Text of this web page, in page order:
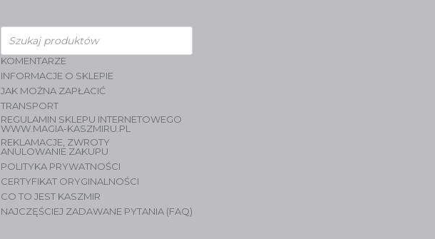
Wyszukiwarka
produktów
KOMENTARZE
INFORMACJE O SKLEPIE
JAK MOŻNA ZAPŁACIĆ
TRANSPORT
REGULAMIN SKLEPU INTERNETOWEGO
WWW.MAGIA-KASZMIRU.PL
REKLAMACJE, ZWROTY
ANULOWANIE ZAKUPU
POLITYKA PRYWATNOŚCI
CERTYFIKAT ORYGINALNOŚCI
CO TO JEST KASZMIR
NAJCZĘŚCIEJ ZADAWANE PYTANIA (FAQ)